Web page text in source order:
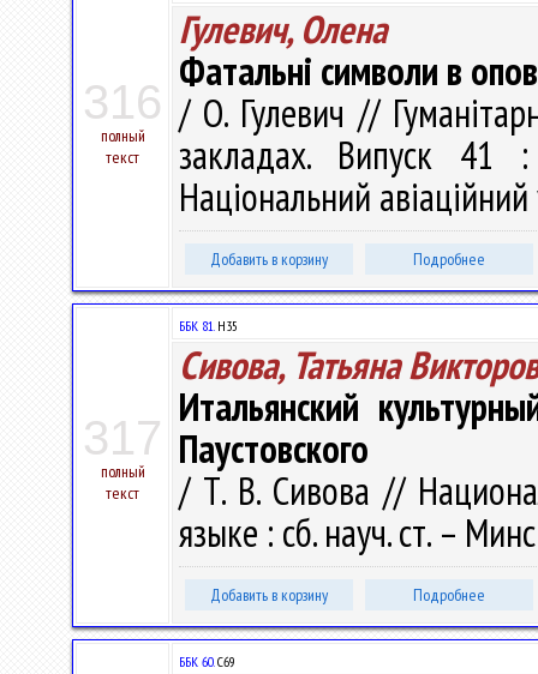
316
полный
текст
Гулевич, Олена
Фатальнi символи в
/ О. Гулевич //
закладах. Випуск 41
Національний
Добавить в корзину Подробнее
317
полный
текст
ББК 81.Н35
Сивова, Татьяна
Итальянский
Паустовского
/ Т. В. Сивова //
языке : сб. науч. ст. –
Добавить в корзину Подробнее
ББК 60.С69